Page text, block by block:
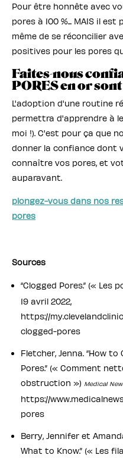
Pour être honnête avec
pores à 100 %... MAIS il
même de se réconcilier
positives pour les pores
Faites-nous
PORES en or
L'adoption d'une routine
permettra d'apprendre à
moi !). C'est pour ça que
donner la confiance dont
connaître vos pores, et
auparavant.
plongez-vous dans nos
pores
Sources
“Clogged Pores.” (« Les
19 avril 2022,
https://
clogged-pores
Fletcher, Jenna. “How
Pores.” (« Comment
obstruction ») Medical
https://
pores
Berry, Jennifer et
What to Know.” (« Les